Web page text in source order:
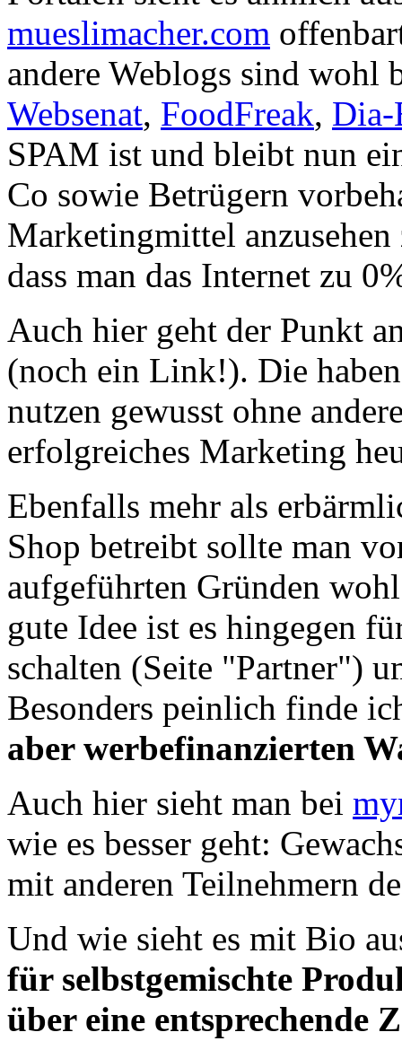
mueslimacher.com
andere Weblogs sind wohl
Websenat, FoodFreak,
SPAM ist und bleibt nun
Co sowie Betrügern
Marketingmittel
dass man das Internet zu
Auch hier geht der Punkt
(noch ein Link!). Die
nutzen gewusst ohne
erfolgreiches Marketing
Ebenfalls mehr als
Shop betreibt sollte man
aufgeführten Gründen
gute Idee ist es hingegen
schalten (Seite "Partner")
Besonders peinlich finde
aber werbefinanzierten
Auch hier sieht man bei
wie es besser geht:
mit anderen Teilnehmern
Und wie sieht es mit Bio
für selbstgemischte
über eine entsprechende